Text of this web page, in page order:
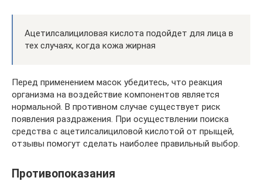
Ацетилсалициловая кислота подойдет для лица в
тех случаях, когда кожа жирная
Перед применением масок убедитесь, что реакция
организма на воздействие компонентов является
нормальной. В противном случае существует риск
появления раздражения. При осуществлении поиска
средства с ацетилсалициловой кислотой от прыщей,
отзывы помогут сделать наиболее правильный выбор.
Противопоказания